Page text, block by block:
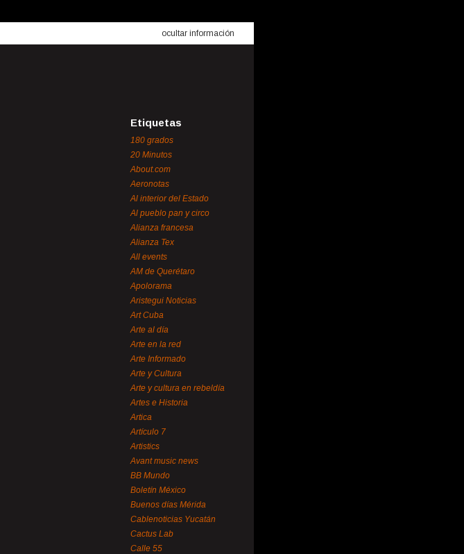
ocultar información
Etiquetas
180 grados
20 Minutos
About.com
Aeronotas
Al interior del Estado
Al pueblo pan y circo
Alianza francesa
Alianza Tex
All events
AM de Querétaro
Apolorama
Aristegui Noticias
Art Cuba
Arte al día
Arte en la red
Arte Informado
Arte y Cultura
Arte y cultura en rebeldía
Artes e Historia
Artica
Artículo 7
Artistics
Avant music news
BB Mundo
Boletín México
Buenos días Mérida
Cablenoticias Yucatán
Cactus Lab
Calle 55